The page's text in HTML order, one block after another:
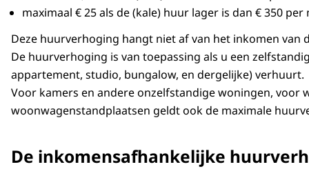
maximaal € 25 als de (kale) huur lager is dan € 350
Deze huurverhoging hangt niet af van het inkomen van
De huurverhoging is van toepassing als u een
appartement, studio, bungalow, en dergelijke) verhuurt.
Voor kamers en andere onzelfstandige woningen, voor
woonwagenstandplaatsen geldt ook de maximale
De inkomensafhankelijke